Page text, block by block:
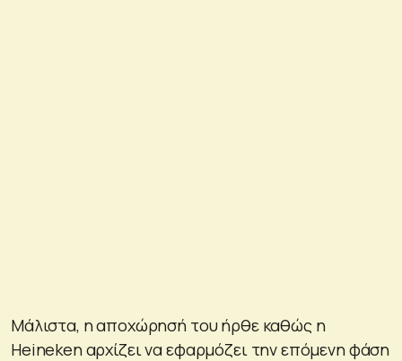
Μάλιστα, η αποχώρησή του ήρθε καθώς η
Heineken αρχίζει να εφαρμόζει την επόμενη φάση